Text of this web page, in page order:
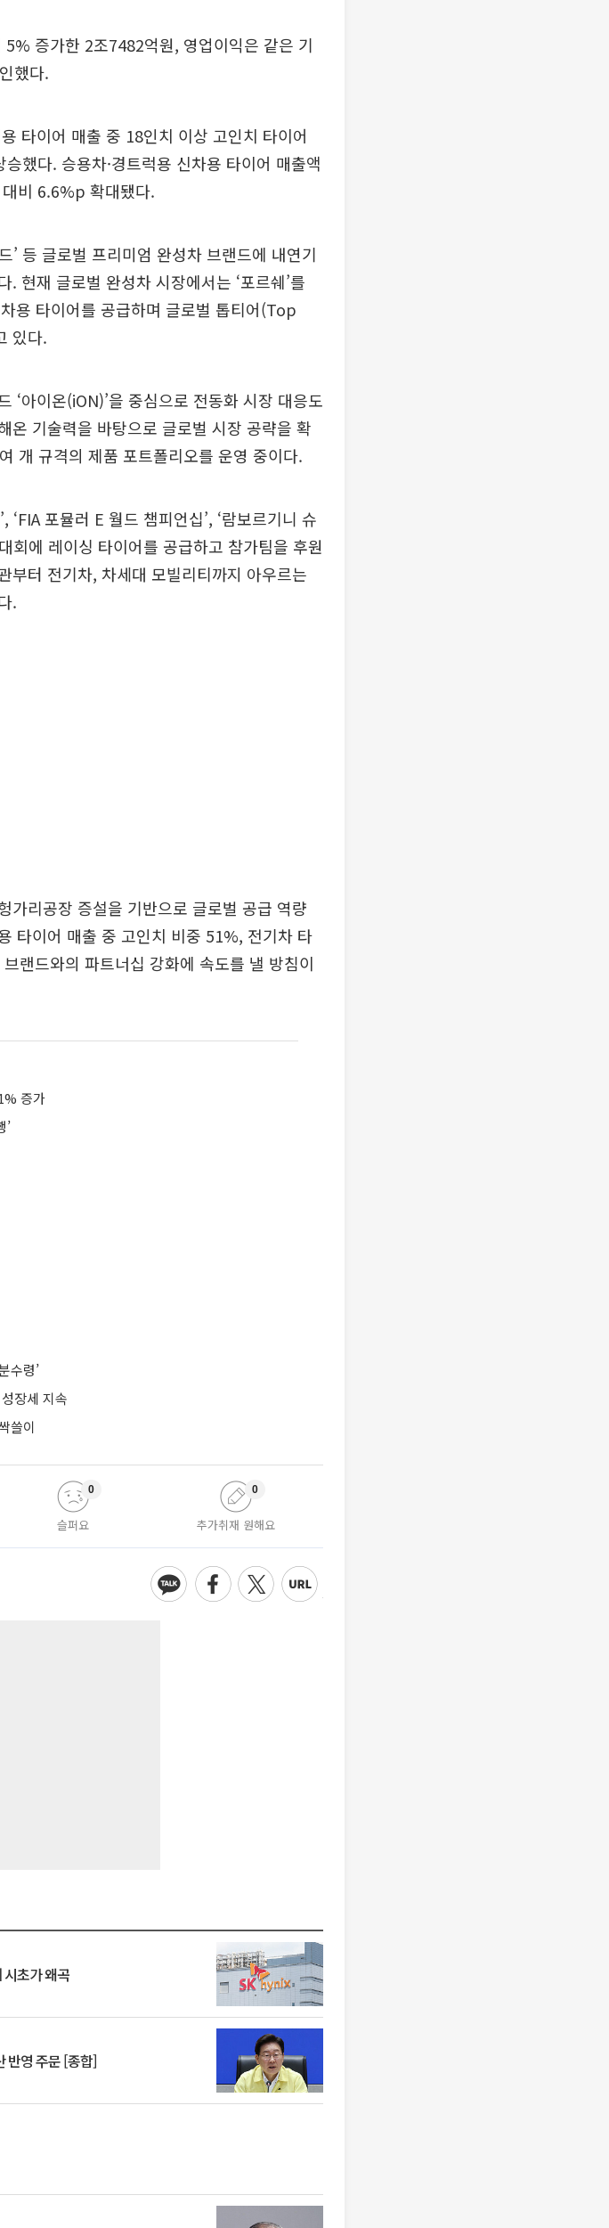
증가한 2조7482억원, 영업이익은 같은 기
했다.
타이어 매출 중 18인치 이상 고인치 타이어
했다. 승용차·경트럭용 신차용 타이어 매출액
비 6.6%p 확대됐다.
’ 등 글로벌 프리미엄 완성차 브랜드에 내연기
현재 글로벌 완성차 시장에서는 ‘포르쉐’를
용 타이어를 공급하며 글로벌 톱티어(Top
있다.
‘아이온(iON)’을 중심으로 전동화 시장 대응도
온 기술력을 바탕으로 글로벌 시장 공략을 확
개 규격의 제품 포트폴리오를 운영 중이다.
‘FIA 포뮬러 E 월드 챔피언십’, ‘람보르기니 슈
회에 레이싱 타이어를 공급하고 참가팀을 후원
부터 전기차, 차세대 모빌리티까지 아우르는
.
가리공장 증설을 기반으로 글로벌 공급 역량
타이어 매출 중 고인치 비중 51%, 전기차 타
랜드와의 파트너십 강화에 속도를 낼 방침이
증가
’
수령’
장세 지속
쓸이
슬퍼요
0
추가취재 원해요
0
초가 왜곡
반영 주문 [종합]